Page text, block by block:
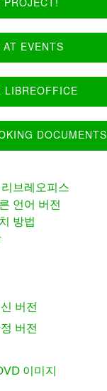
EVENTS
LIBREOFFICE
DOCUMENTS
브레오피스
언어 버전
방법
버전
버전
이미지